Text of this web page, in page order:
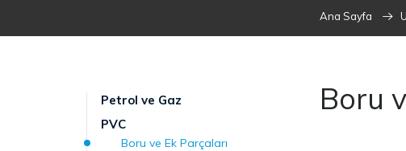
Ana Sayfa
Petrol ve Gaz
PVC
Boru ve Ek Parçaları
Boru